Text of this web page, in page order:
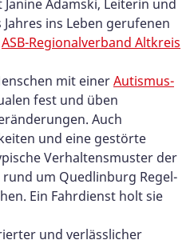
Janine Adamski, Leiterin und
ins Leben gerufenen
ASB-Regionalverband Altkreis
mit einerAutismus-
fest und üben
Auch
und eine gestörte
Verhaltensmuster der
um Quedlinburg Regel-
Ein Fahrdienst holt sie
und verlässlicher